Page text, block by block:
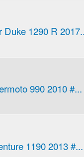
Duke 1290 R
990 2010 #...
1190 2013 #...